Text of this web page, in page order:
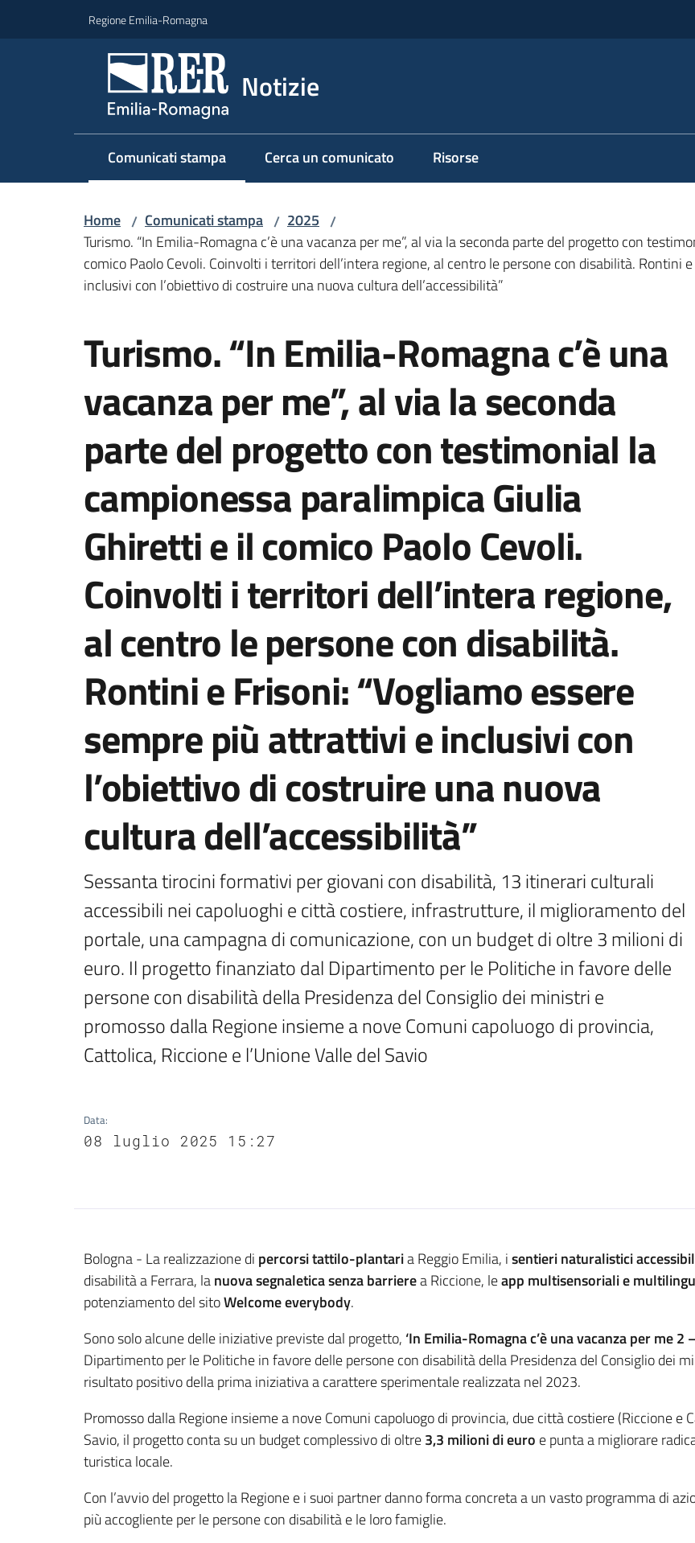
Regione Emilia-Romagna
Notizie
Comunicati stampa
Menu selezionato Cerca un comunicato Risorse
Home / Comunicati stampa / 2025 /
Turismo. “In Emilia-Romagna c’è una vacanza per me”, al via la seconda parte del progetto con
comico Paolo Cevoli. Coinvolti i territori dell’intera regione, al centro le persone con disabilità. Rontini
inclusivi con l’obiettivo di costruire una nuova cultura dell’accessibilità”
Turismo. “In Emilia-Romagna c’è una
vacanza per me”, al via la seconda
parte del progetto con testimonial la
campionessa paralimpica Giulia
Ghiretti e il comico Paolo Cevoli.
Coinvolti i territori dell’intera regione,
al centro le persone con disabilità.
Rontini e Frisoni: “Vogliamo essere
sempre più attrattivi e inclusivi con
l’obiettivo di costruire una nuova
cultura dell’accessibilità”
Sessanta tirocini formativi per giovani con disabilità, 13 itinerari culturali
accessibili nei capoluoghi e città costiere, infrastrutture, il miglioramento del
portale, una campagna di comunicazione, con un budget di oltre 3 milioni di
euro. Il progetto finanziato dal Dipartimento per le Politiche in favore delle
persone con disabilità della Presidenza del Consiglio dei ministri e
promosso dalla Regione insieme a nove Comuni capoluogo di provincia,
Cattolica, Riccione e l’Unione Valle del Savio
Data:
08 luglio 2025 15:27
Contenuto
Bologna - La realizzazione di percorsi tattilo-plantaria Reggio Emilia, isentieri naturalistici
disabilità a Ferrara, lanuova segnaletica senza barrierea Riccione, leapp multisensorialie
potenziamento del sitoWelcome everybody.
Sono solo alcune delle iniziative previste dal progetto, ‘In Emilia-Romagna c’è una vacanza per me 2
Dipartimento per le Politiche in favore delle persone con disabilità della Presidenza del Consiglio dei
risultato positivo della prima iniziativa a carattere sperimentale realizzata nel 2023.
Promosso dalla Regione insieme a nove Comuni capoluogo di provincia, due città costiere (Riccione e
Savio, il progetto conta su un budget complessivo di oltre3,3 milioni di euro e punta a migliorare
turistica locale.
Con l’avvio del progetto la Regione e i suoi partner danno forma concreta a un vasto programma di
più accogliente per le persone con disabilità e le loro famiglie.